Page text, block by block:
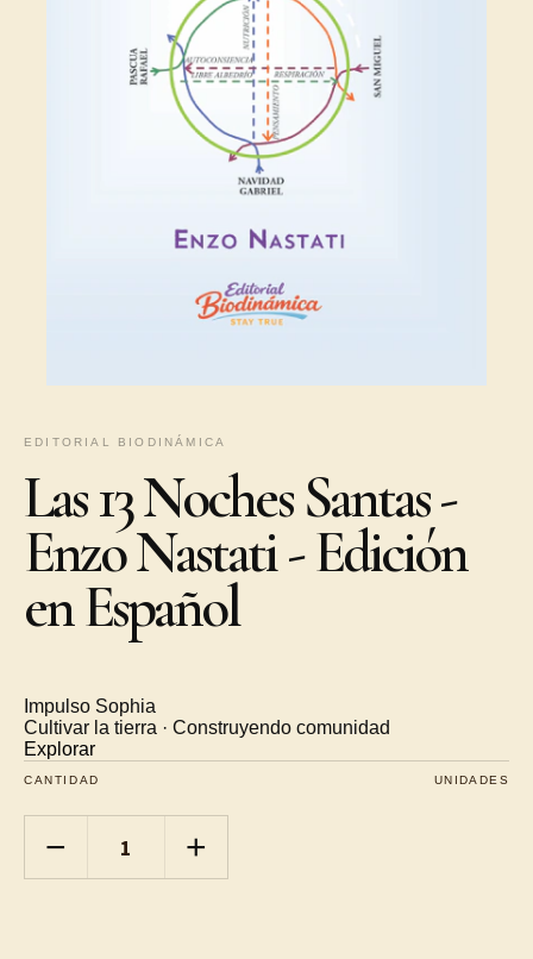
EDITORIAL BIODINÁMICA
Las 13 Noches Santas -
Enzo Nastati - Edición
en Español
Impulso Sophia
Cultivar la tierra · Construyendo comunidad
Explorar
CANTIDAD UNIDADES
− +